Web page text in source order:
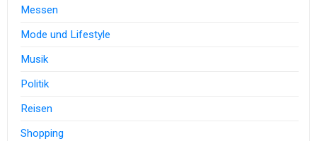
Messen
Mode und Lifestyle
Musik
Politik
Reisen
Shopping